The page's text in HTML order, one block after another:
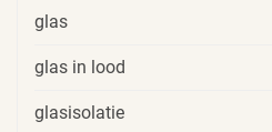
glas
glas in lood
glasisolatie